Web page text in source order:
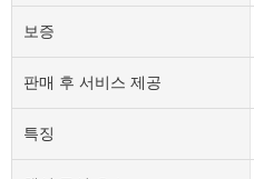
보증
판매 후 서비스 제공
특징